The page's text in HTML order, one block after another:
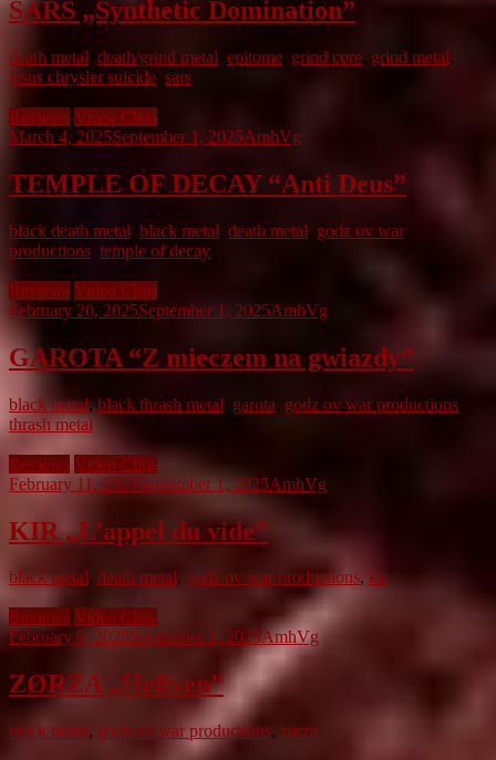
SARS „Synthetic Domination”
death metal death/grind metal epitome grind core, grind metal,
jesus chrysler suicide sars
Reviews Video Clips
March 4, 2025September 1, 2025AmhVg
TEMPLE OF DECAY “Anti Deus”
black death metal black metal death metal, godz ov war
productions temple of decay
Reviews Video Clips
February 20, 2025September 1, 2025AmhVg
GAROTA “Z mieczem na gwiazdy”
black metal,black thrash metal garota, godz ov war productions
thrash metal
Reviews Video Clips
February 11, 2025September 1, 2025AmhVg
KIR „L’appel du vide”
black metal, death metal, godz ov war productions, kir
Reviews Video Clips
February 9, 2025September 1, 2025AmhVg
ZØRZA „Hellven”
black metal, godz ov war productions, zørza